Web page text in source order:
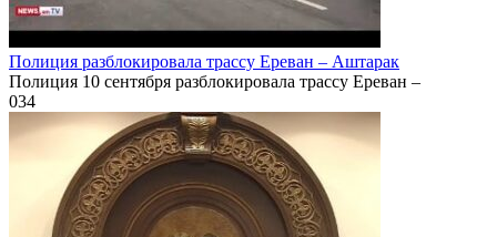
Полиция разблокировала трассу Ереван – Аштарак
Полиция 10 сентября разблокировала трассу Ереван –
034